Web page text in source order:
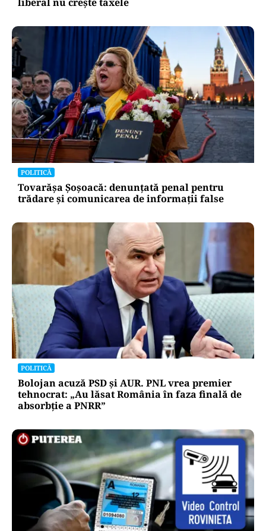
POLITICĂ
Tovarășa Șoșoacă: denunțată penal pentru
trădare și comunicarea de informații false
POLITICĂ
Bolojan acuză PSD și AUR. PNL vrea premier
tehnocrat: „Au lăsat România în faza finală de
absorbţie a PNRR”